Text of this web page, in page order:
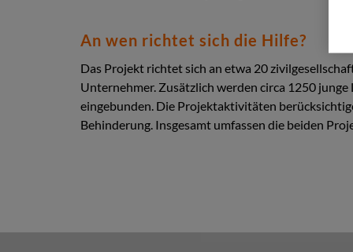
An wen richtet sich die Hilfe?
Das Projekt richtet sich an etwa 20
Unternehmer. Zusätzlich werden circa 1250
eingebunden. Die Projektaktivitäten
Behinderung. Insgesamt umfassen die beiden